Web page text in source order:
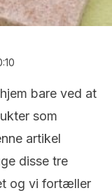
bare ved at
som
artikel
disse tre
og vi fortæller